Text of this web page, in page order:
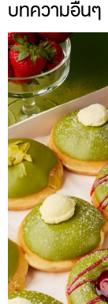
บทความอื่นๆ